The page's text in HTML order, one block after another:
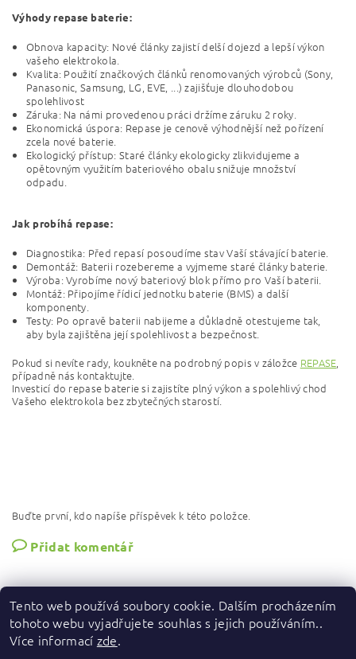
Výhody repase baterie:
Obnova kapacity: Nové články zajistí delší dojezd a lepší výkon
vašeho elektrokola.
Kvalita: Použití značkových článků renomovaných výrobců (Sony,
Panasonic, Samsung, LG, EVE, ...) zajišťuje dlouhodobou
spolehlivost
Záruka: Na námi provedenou práci držíme záruku 2 roky.
Ekonomická úspora: Repase je cenově výhodnější než pořízení
zcela nové baterie.
Ekologický přístup: Staré články ekologicky zlikvidujeme a
opětovným využitím bateriového obalu snižuje množství
odpadu.
Jak probíhá repase:
Diagnostika: Před repasí posoudíme stav Vaší stávající baterie.
Demontáž: Baterii rozebereme a vyjmeme staré články baterie.
Výroba: Vyrobíme nový bateriový blok přímo pro Vaší baterii.
Montáž: Připojíme řídicí jednotku baterie (BMS) a další
komponenty.
Testy: Po opravě baterii nabijeme a důkladně otestujeme tak,
aby byla zajištěna její spolehlivost a bezpečnost.
Pokud si nevíte rady, koukněte na podrobný popis v záložce REPASE
případně nás kontaktujte.
Investicí do repase baterie si zajistíte plný výkon a spolehlivý chod
Vašeho elektrokola bez zbytečných starostí.
Buďte první, kdo napíše příspěvek k této položce.
Přidat komentář
Tento web používá soubory cookie. Dalším procházením
tohoto webu vyjadřujete souhlas s jejich používáním..
Více informací zde.